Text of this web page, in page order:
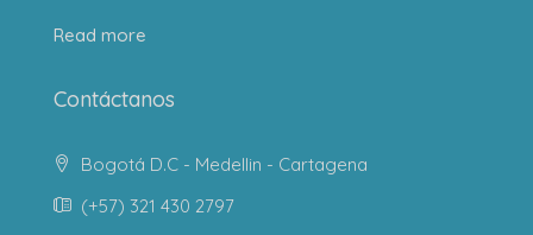
Read more
Contáctanos
Bogotá D.C - Medellin - Cartagena
(+57) 321 430 2797